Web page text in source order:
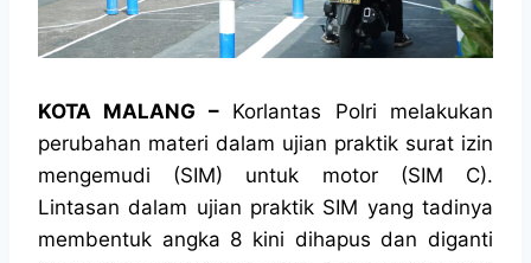
KOTA MALANG –Korlantas Polri melakukan
perubahan materi dalam ujian praktik surat izin
mengemudi (SIM) untuk motor (SIM C).
Lintasan dalam ujian praktik SIM yang tadinya
membentuk angka 8 kini dihapus dan diganti